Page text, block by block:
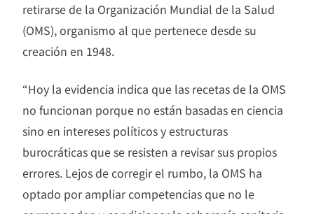
retirarse de la Organización Mundial de la Salud
(OMS), organismo al que pertenece desde su
creación en 1948.
“Hoy la evidencia indica que las recetas de la OMS
no funcionan porque no están basadas en ciencia
sino en intereses políticos y estructuras
burocráticas que se resisten a revisar sus propios
errores. Lejos de corregir el rumbo, la OMS ha
optado por ampliar competencias que no le